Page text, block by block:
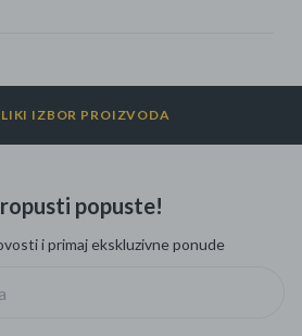
IZBOR PROIZVODA
popuste!
i primaj ekskluzivne ponude